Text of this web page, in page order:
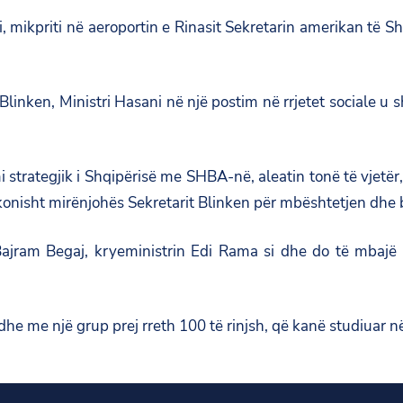
mikpriti në aeroportin e Rinasit Sekretarin amerikan të
Ministri Hasani në një postim në rrjetet sociale u
i Shqipërisë me SHBA-në, aleatin tonë të
mirënjohës Sekretarit Blinken për mbështetjen
Begaj, kryeministrin Edi Rama si dhe do të
me një grup prej rreth 100 të rinjsh, që kanë studiuar